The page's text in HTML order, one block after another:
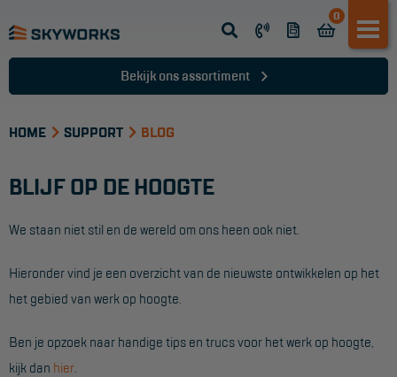
0
Opsteek ladder
Schuifladder
Telescopische ladder
Ladder onderdelen
Bekijk ons assortiment
HOME SUPPORT BLOG
BLIJF OP DE HOOGTE
We staan niet stil en de wereld om ons heen ook niet.
Hieronder vind je een overzicht van de nieuwste ontwikkelen op het
het gebied van werk op hoogte.
Ben je opzoek naar handige tips en trucs voor het werk op hoogte,
kijk dan hier.